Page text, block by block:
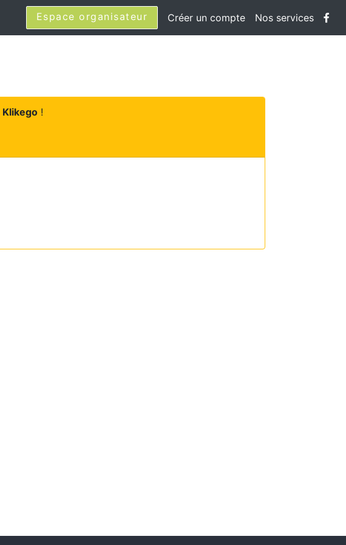
Espace organisateur Créer un compte Nos services
Klikego!